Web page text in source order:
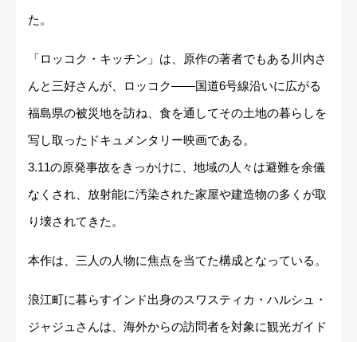
た。
「ロッコク・キッチン」は、原作の著者でもある川内さ
んと三好さんが、ロッコク――国道6号線沿いに広がる
福島県の被災地を訪ね、食を通してその土地の暮らしを
写し取ったドキュメンタリー映画である。
3.11の原発事故をきっかけに、地域の人々は避難を余儀
なくされ、放射能に汚染された家屋や建造物の多くが取
り壊されてきた。
本作は、三人の人物に焦点を当てた構成となっている。
浪江町に暮らすインド出身のスワスティカ・ハルシュ・
ジャジュさんは、海外からの訪問者を対象に観光ガイド